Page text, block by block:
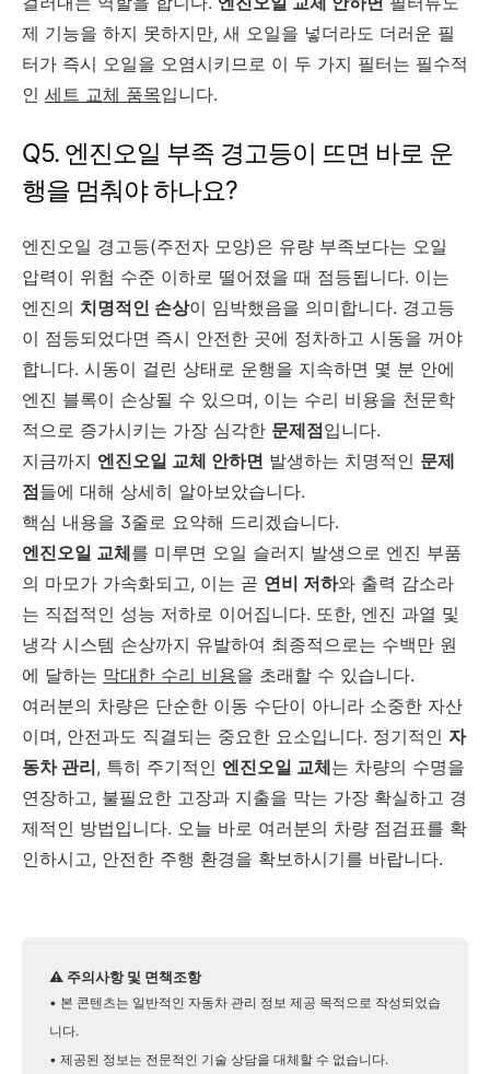
제 기능을 하지 못하지만, 새 오일을 넣더라도 더러운 필
터가 즉시 오일을 오염시키므로 이 두 가지 필터는 필수적
인 세트 교체 품목입니다.
Q5. 엔진오일 부족 경고등이 뜨면 바로 운
행을 멈춰야 하나요?
엔진오일 경고등(주전자 모양)은 유량 부족보다는 오일
압력이 위험 수준 이하로 떨어졌을 때 점등됩니다. 이는
엔진의 치명적인 손상이 임박했음을 의미합니다. 경고등
이 점등되었다면 즉시 안전한 곳에 정차하고 시동을 꺼야
합니다. 시동이 걸린 상태로 운행을 지속하면 몇 분 안에
엔진 블록이 손상될 수 있으며, 이는 수리 비용을 천문학
적으로 증가시키는 가장 심각한 문제점입니다.
지금까지 엔진오일 교체 안하면 발생하는 치명적인 문제
점들에 대해 상세히 알아보았습니다.
핵심 내용을 3줄로 요약해 드리겠습니다.
엔진오일 교체를 미루면 오일 슬러지 발생으로 엔진 부품
의 마모가 가속화되고, 이는 곧 연비 저하와 출력 감소라
는 직접적인 성능 저하로 이어집니다. 또한, 엔진 과열 및
냉각 시스템 손상까지 유발하여 최종적으로는 수백만 원
에 달하는 막대한 수리 비용을 초래할 수 있습니다.
여러분의 차량은 단순한 이동 수단이 아니라 소중한 자산
이며, 안전과도 직결되는 중요한 요소입니다. 정기적인 자
동차 관리, 특히 주기적인 엔진오일 교체는 차량의 수명을
연장하고, 불필요한 고장과 지출을 막는 가장 확실하고 경
제적인 방법입니다. 오늘 바로 여러분의 차량 점검표를 확
인하시고, 안전한 주행 환경을 확보하시기를 바랍니다.
⚠️ 주의사항 및 면책조항
• 본 콘텐츠는 일반적인 자동차 관리 정보 제공 목적으로 작성되었습
니다.
• 제공된 정보는 전문적인 기술 상담을 대체할 수 없습니다.